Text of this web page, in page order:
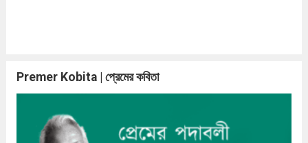
Premer Kobita | প্রেমের কবিতা